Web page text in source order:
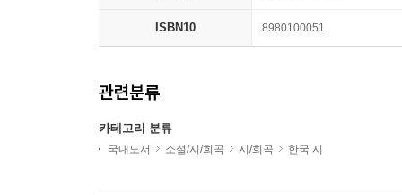
ISBN10 8980100051
관련분류
카테고리 분류
국내도서 소설/시/희곡 시/희곡 한국 시